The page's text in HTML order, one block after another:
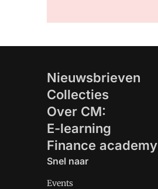
Nieuwsbrieven
Collecties
Over CM:
E-learning
Finance academy
Snel naar
Events